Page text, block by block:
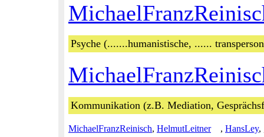
Psyche (.......humanistische, ......
Kommunikation (z.B. Mediation,
MichaelFranzReinisch, HelmutLeitner , HansLey,